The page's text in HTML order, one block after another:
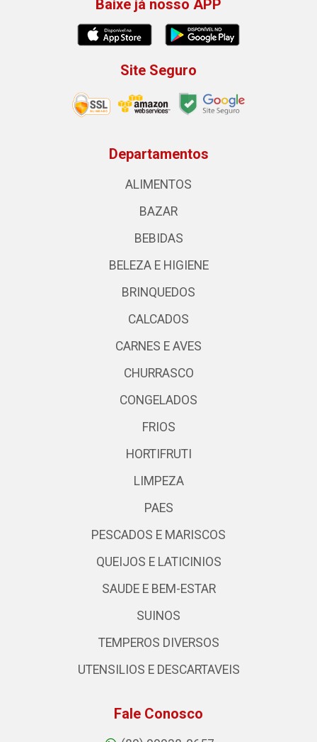
Baixe já nosso APP
Site Seguro
Departamentos
ALIMENTOS
BAZAR
BEBIDAS
BELEZA E HIGIENE
BRINQUEDOS
CALCADOS
CARNES E AVES
CHURRASCO
CONGELADOS
FRIOS
HORTIFRUTI
LIMPEZA
PAES
PESCADOS E MARISCOS
QUEIJOS E LATICINIOS
SAUDE E BEM-ESTAR
SUINOS
TEMPEROS DIVERSOS
UTENSILIOS E DESCARTAVEIS
Fale Conosco